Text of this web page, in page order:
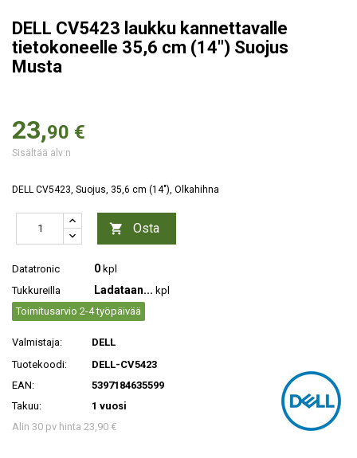
DELL CV5423 laukku kannettavalle
tietokoneelle 35,6 cm (14") Suojus
Musta
23,90 €
Sisältää alv:n
DELL CV5423, Suojus, 35,6 cm (14"), Olkahihna
 Osta
Datatronic 0 kpl
Tukkureilla
Ladataan... kpl
Toimitusarvio 2-4 työpäivää
Valmistaja:
DELL
Tuotekoodi:
DELL-CV5423
EAN:
5397184635599
Takuu:
1 vuosi
Alin 30 pv hinta 23,90 €